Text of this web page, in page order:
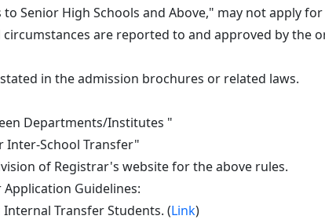
Senior High Schools and Above," may not apply
are reported to and approved by the
in the admission brochures or related laws.
Departments/Institutes "
Inter-School Transfer"
of Registrar's website for the above rules.
Guidelines:
Transfer Students. (Link)